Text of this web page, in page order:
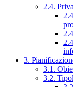
2.4.
3.
3.1.
3.2.